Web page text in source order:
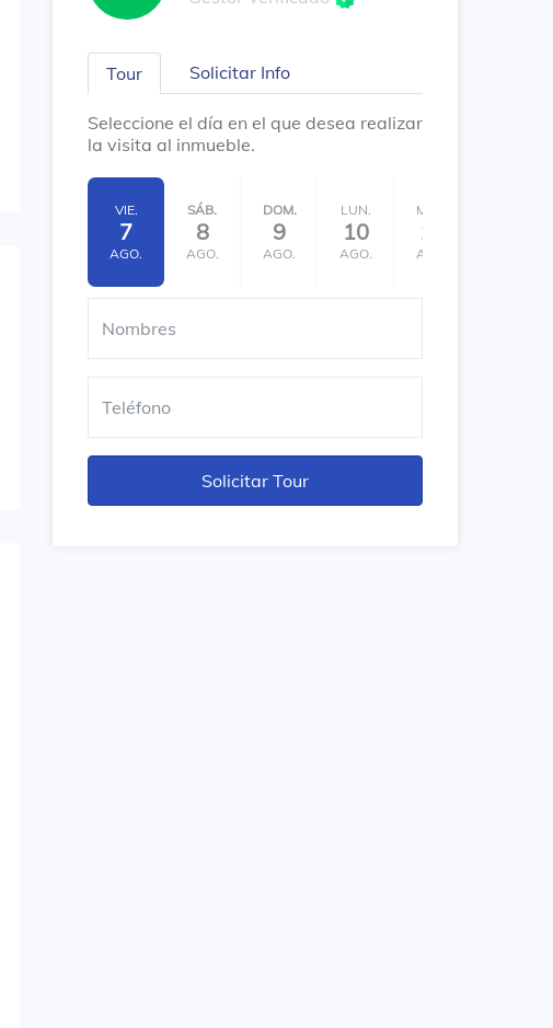
Tour Solicitar Info
Seleccione el día en el que desea realizar
la visita al inmueble.
VIE.
7
AGO.
SÁB.
8
AGO.
DOM.
9
AGO.
LUN.
10
AGO.
MAR.
11
AGO.